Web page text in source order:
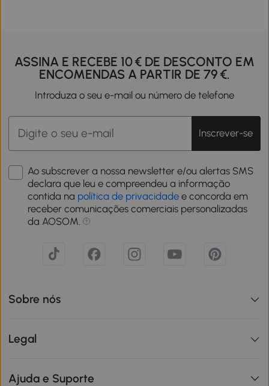
ASSINA E RECEBE 10 € DE DESCONTO EM
ENCOMENDAS A PARTIR DE 79 €.
Introduza o seu e-mail ou número de telefone
Inscrever-se
Ao subscrever a nossa newsletter e/ou alertas SMS
declara que leu e compreendeu a informação
contida na política de privacidade e concorda em
receber comunicações comerciais personalizadas
da AOSOM.
Sobre nós
Legal
Ajuda e Suporte